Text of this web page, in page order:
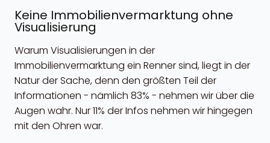
Keine Immobilienvermarktung ohne
Visualisierung
Warum Visualisierungen in der
Immobilienvermarktung ein Renner sind, liegt in der
Natur der Sache, denn den größten Teil der
Informationen - nämlich 83% - nehmen wir über die
Augen wahr. Nur 11% der Infos nehmen wir hingegen
mit den Ohren war.